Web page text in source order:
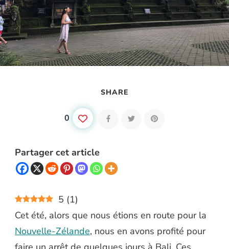
SHARE
0
Partager cet article
5 (1)
Cet été, alors que nous étions en route pour la
Nouvelle-Zélande, nous en avons profité pour